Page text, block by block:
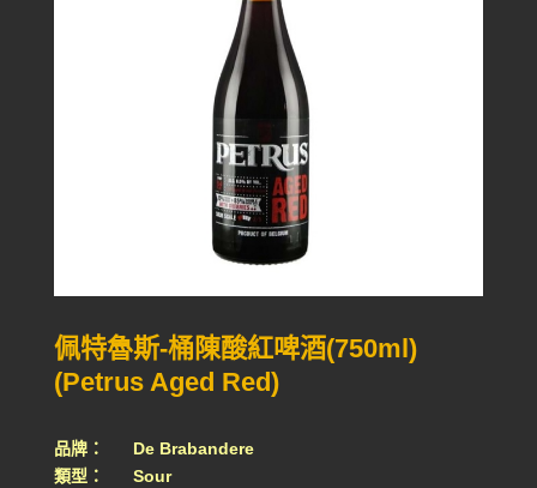
佩特魯斯-桶陳酸紅啤酒(750ml)
(Petrus Aged Red)
品牌： De Brabandere
類型： Sour